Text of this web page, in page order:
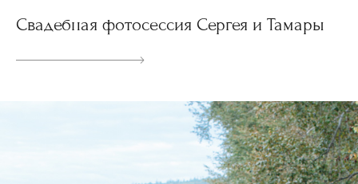
Свадебная фотосессия Сергея и Тамары